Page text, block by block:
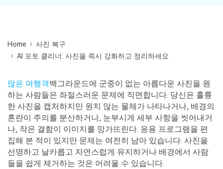
Home
사진 복구
AI 포토 클리너: 사진을 즉시 강화하고 정리하세요
많은 여행객백그라운드에 군중이 없는 아름다운 사진을 원
하는 사람들은 좌절스러운 문제에 직면합니다. 당신은 훌륭
한 사진을 캡처하지만 원치 않는 물체가 나타나거나, 배경의
혼란이 주의를 분산하거나, 눈부시게 세부 사항을 씻어내거
나, 작은 결함이 이미지를 망가뜨린다. 응용 프로그램을 편
집해 본 적이 있지만 문제는 여전히 남아 있습니다. 사진을
선명하고 날카롭고 자연스럽게 유지하거나 배경에서 사람
들을 쉽게 제거하는 것은 어려울 수 있습니다.